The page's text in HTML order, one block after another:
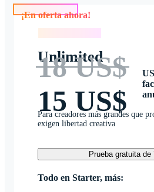
Unlimited
18 US$
15 US$
Para creadores más grandes que
exigen libertad creativa
Prueba gratuita de
Todo en Starter, más: